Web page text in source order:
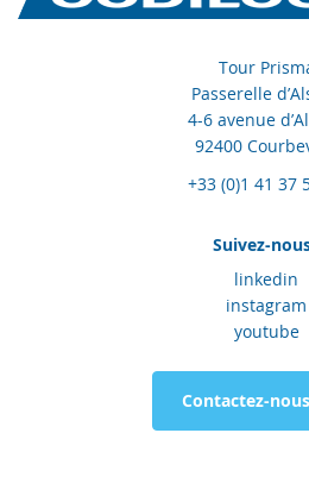
Tour
Passerelle
4-6 avenue
92400
+33 (0)1 41 37
Suivez-
linkedin
instagram
youtube
Contactez-nous